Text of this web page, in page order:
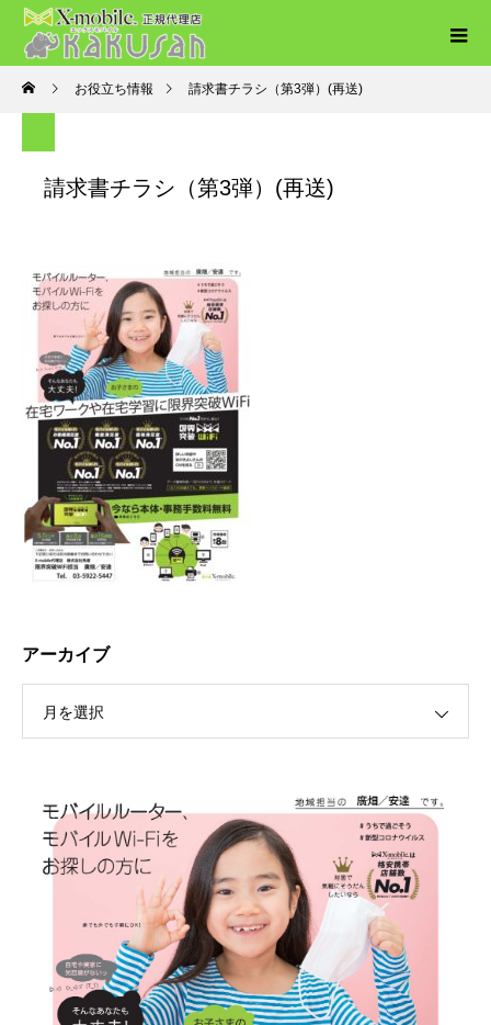
お役立ち情報 請求書チラシ（第3弾）(再送)
請求書チラシ（第3弾）(再送)
アーカイブ
月を選択